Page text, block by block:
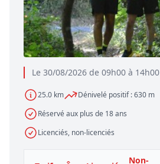
Le 30/08/2026 de 09h00 à 14h00
25.0 km
Dénivelé positif : 630 m
Réservé aux plus de 18 ans
Licenciés, non-licenciés
Non-